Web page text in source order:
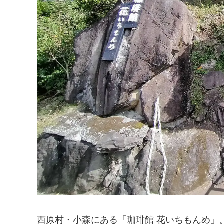
西原村・小森にある「珈琲館 花いちもんめ」